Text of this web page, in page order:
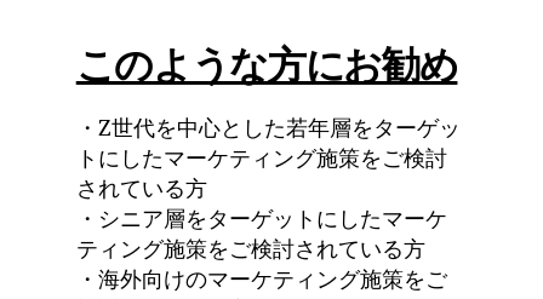
このような方にお勧め
・Z世代を中心とした若年層をターゲッ
トにしたマーケティング施策をご検討
されている方
・シニア層をターゲットにしたマーケ
ティング施策をご検討されている方
・海外向けのマーケティング施策をご